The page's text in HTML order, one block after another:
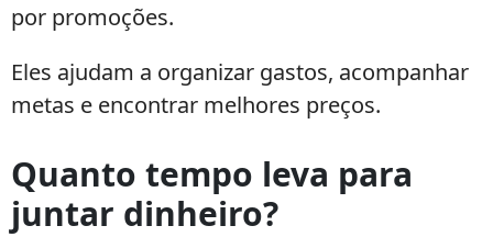
por promoções.
Eles ajudam a organizar gastos, acompanhar
metas e encontrar melhores preços.
Quanto tempo leva para
juntar dinheiro?